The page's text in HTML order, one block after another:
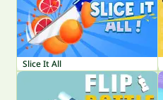
Slice It All